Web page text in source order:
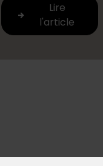
Lire
l'article